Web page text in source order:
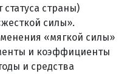
страны)
силы».
«мягкой силы»
и коэффициенты
и средства